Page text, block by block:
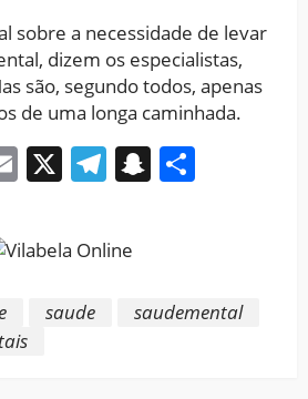
sobre a necessidade de levar
dizem os especialistas,
são, segundo todos, apenas
de uma longa caminhada.
Email
X Telegram
Snapchat
saude
saudemental